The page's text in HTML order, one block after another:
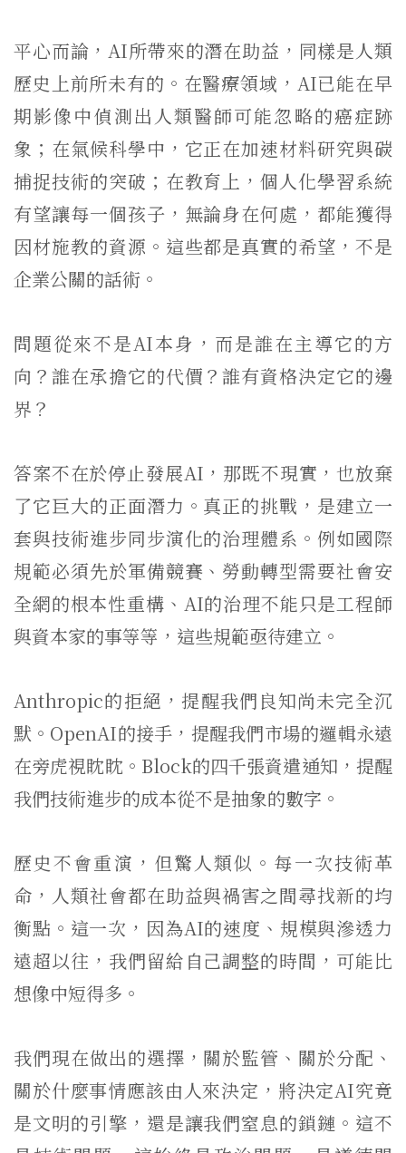
平心而論，AI所帶來的潛在助益，同樣是人類
歷史上前所未有的。在醫療領域，AI已能在早
期影像中偵測出人類醫師可能忽略的癌症跡
象；在氣候科學中，它正在加速材料研究與碳
捕捉技術的突破；在教育上，個人化學習系統
有望讓每一個孩子，無論身在何處，都能獲得
因材施教的資源。這些都是真實的希望，不是
企業公關的話術。
問題從來不是AI本身，而是誰在主導它的方
向？誰在承擔它的代價？誰有資格決定它的邊
界？
答案不在於停止發展AI，那既不現實，也放棄
了它巨大的正面潛力。真正的挑戰，是建立一
套與技術進步同步演化的治理體系。例如國際
規範必須先於軍備競賽、勞動轉型需要社會安
全網的根本性重構、AI的治理不能只是工程師
與資本家的事等等，這些規範亟待建立。
Anthropic的拒絕，提醒我們良知尚未完全沉
默。OpenAI的接手，提醒我們市場的邏輯永遠
在旁虎視眈眈。Block的四千張資遣通知，提醒
我們技術進步的成本從不是抽象的數字。
歷史不會重演，但驚人類似。每一次技術革
命，人類社會都在助益與禍害之間尋找新的均
衡點。這一次，因為AI的速度、規模與滲透力
遠超以往，我們留給自己調整的時間，可能比
想像中短得多。
我們現在做出的選擇，關於監管、關於分配、
關於什麼事情應該由人來決定，將決定AI究竟
是文明的引擎，還是讓我們窒息的鎖鏈。這不